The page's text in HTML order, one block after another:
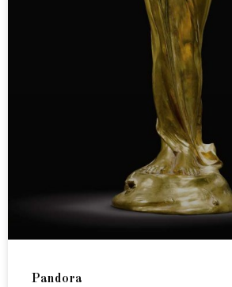
Pandora